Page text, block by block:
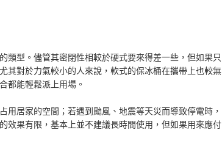
類型。儘管其密閉性相較於硬式要來得差一些，但如果只
其對於力氣較小的人來說，軟式的保冰桶在攜帶上也較無
都能輕鬆派上用場。
居家的空間；若遇到颱風、地震等天災而導致停電時，
效果有限，基本上並不建議長時間使用，但如果用來應付